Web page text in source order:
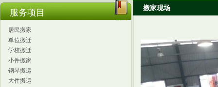
服务项目
居民搬家
单位搬迁
学校搬迁
小件搬家
钢琴搬运
大件搬运
搬家现场